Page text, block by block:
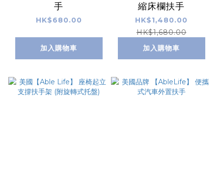
手
HK$680.00
加入購物車
縮床欄扶手
HK$1,480.00
HK$1,680.00
加入購物車